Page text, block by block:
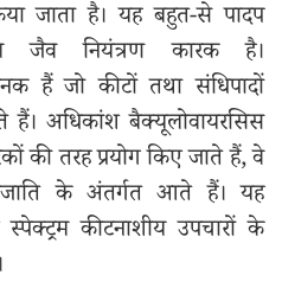
जाता है। यह बहुत-से पादप
जैव नियंत्रण कारक है।
हैं जो कीटों तथा संधिपादों
अधिकांश बैक्यूलोवायरसिस
की तरह प्रयोग किए जाते हैं, वे
प्रजाति के अंतर्गत आते हैं। यह
कीटनाशीय उपचारों के